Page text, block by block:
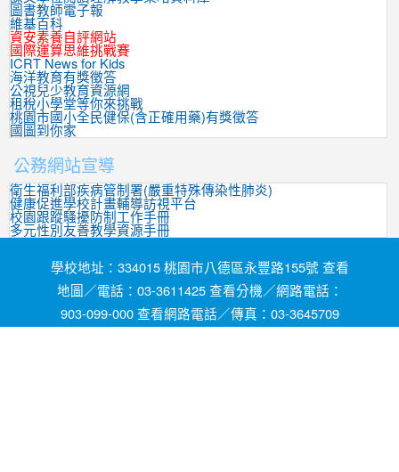
圖書教師電子報
維基百科
資安素養自評網站
國際運算思維挑戰賽
ICRT News for Kids
海洋教育有獎徵答
公視兒少教育資源網
租稅小學堂等你來挑戰
桃園市國小全民健保(含正確用藥)有獎徵答
國圖到你家
公務網站宣導
衛生福利部疾病管制署(嚴重特殊傳染性肺炎)
健康促進學校計畫輔導訪視平台
校園跟蹤騷擾防制工作手冊
多元性別友善教學資源手冊
學校地址：334015 桃園市八德區永豐路155號 查看
地圖／電話：03-3611425 查看分機／網路電話：
903-099-000 查看網路電話／傳真：03-3645709